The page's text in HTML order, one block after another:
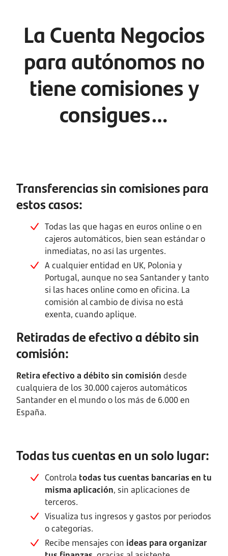
La Cuenta Negocios
para autónomos no
tiene comisiones y
consigues…
Transferencias sin comisiones para
estos casos:
Todas las que hagas en euros online o en
cajeros automáticos, bien sean estándar o
inmediatas, no así las urgentes.
A cualquier entidad en UK, Polonia y
Portugal, aunque no sea Santander y tanto
si las haces online como en oficina. La
comisión al cambio de divisa no está
exenta, cuando aplique.
Retiradas de efectivo a débito sin
comisión:
Retira efectivo a débito sin comisión desde
cualquiera de los 30.000 cajeros automáticos
Santander en el mundo o los más de 6.000 en
España.
Todas tus cuentas en un solo lugar:
Controla todas tus cuentas bancarias en tu
misma aplicación, sin aplicaciones de
terceros.
Visualiza tus ingresos y gastos por periodos
o categorías.
Recibe mensajes con ideas para organizar